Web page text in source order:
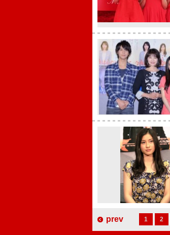
prev 1 2